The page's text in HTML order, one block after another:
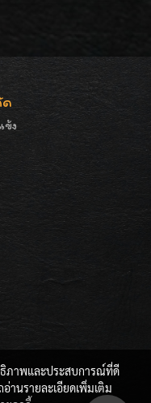
ด
ข้ง
ธิภาพและประสบการณ์ที่ดี
านรายละเอียดเพิ่มเติม